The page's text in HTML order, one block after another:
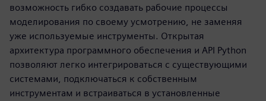
возможность гибко создавать рабочие процессы
моделирования по своему усмотрению, не заменяя
уже используемые инструменты. Открытая
архитектура программного обеспечения и API Python
позволяют легко интегрироваться с существующими
системами, подключаться к собственным
инструментам и встраиваться в установленные